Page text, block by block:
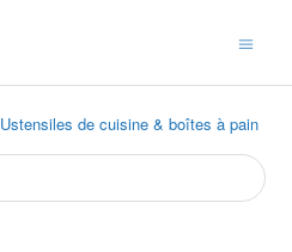
Ustensiles de cuisine & boîtes à pain